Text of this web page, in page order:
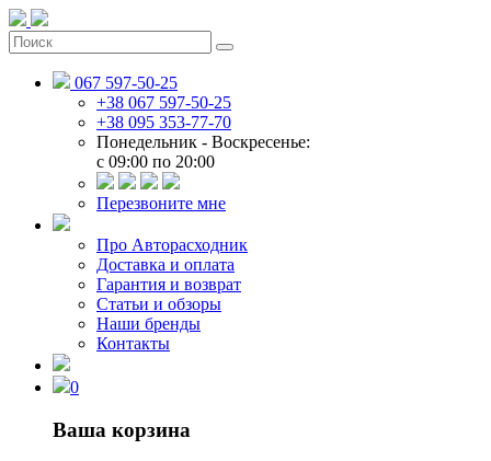
067 597-50-25
+38 067 597-50-25
+38 095 353-77-70
Понедельник - Воскресенье:
c 09:00 по 20:00
Перезвоните мне
Про Авторасходник
Доставка и оплата
Гарантия и возврат
Статьи и обзоры
Наши бренды
Контакты
0
Ваша корзина